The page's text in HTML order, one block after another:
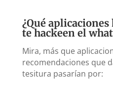
¿Qué
te hackeen el
Mira, más que
recomendaciones que
tesitura pasarían por: